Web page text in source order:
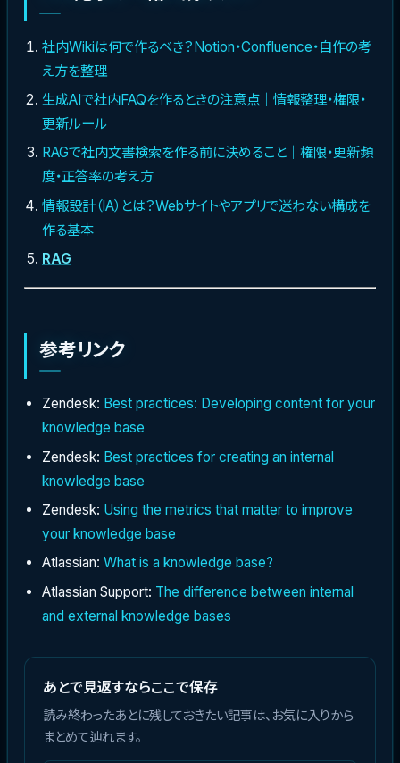
社内Wikiは何で作るべき？Notion・Confluence・自作の考
え方を整理
生成AIで社内FAQを作るときの注意点｜情報整理・権限・
更新ルール
RAGで社内文書検索を作る前に決めること｜権限・更新頻
度・正答率の考え方
情報設計（IA）とは？Webサイトやアプリで迷わない構成を
作る基本
RAG
参考リンク
Zendesk: Best practices: Developing content for your
knowledge base
Zendesk: Best practices for creating an internal
knowledge base
Zendesk: Using the metrics that matter to improve
your knowledge base
Atlassian: What is a knowledge base?
Atlassian Support: The difference between internal
and external knowledge bases
あとで見返すならここで保存
読み終わったあとに残しておきたい記事は、お気に入りから
まとめて辿れます。